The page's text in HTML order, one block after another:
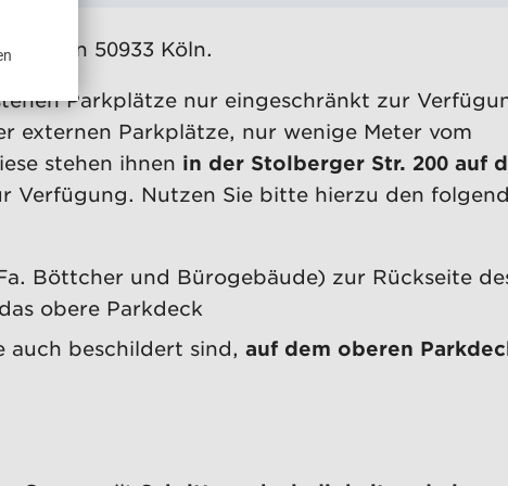
a in 50933 Köln.
Parkplätze nur eingeschränkt zur
externen Parkplätze, nur wenige Meter vom
stehen ihnen in der Stolberger Str. 200 auf
Verfügung. Nutzen Sie bitte hierzu den
Böttcher und Bürogebäude) zur Rückseite
obere Parkdeck
auch beschildert sind, auf dem oberen